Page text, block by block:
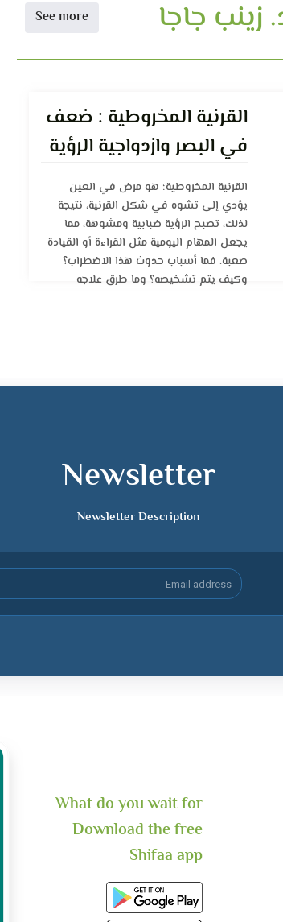
See more
القرنية المخروطية : ضعف
في البصر وازدواجية الرؤية
القرنية المخروطية؛ هو مرض في العين
يؤدي إلى تشوه في شكل القرنية، نتيجة
لذلك، تصبح الرؤية ضبابية ومشوهة، مما
يجعل المهام اليومية مثل القراءة أو القيادة
صعبة. فما أسباب حدوث هذا الاضطراب؟
وكيف يتم تشخيصه؟ وما طرق علاجه
Newsletter
Newsletter Description
What do you wait for
Download the free
Shifaa app